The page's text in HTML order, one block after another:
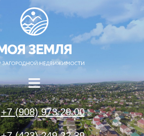
+7 (908) 973 29 00